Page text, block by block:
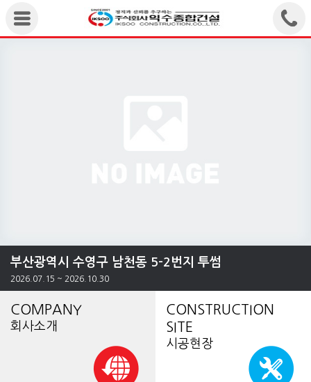
부산광역시 수영구 남천동 5-2번지 투썸
2026.07.15 ~ 2026.10.30
COMPANY
회사소개
CONSTRUCTION
SITE
시공현장